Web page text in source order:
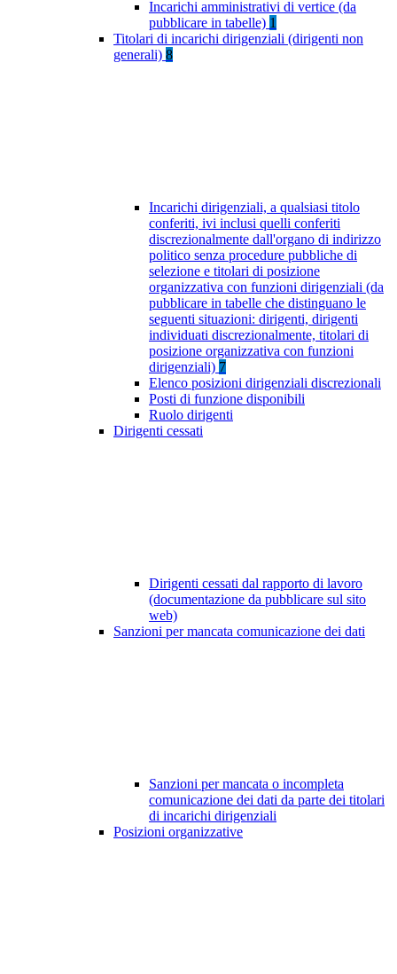
Incarichi amministrativi di vertice (da
pubblicare in tabelle) 1
Titolari di incarichi dirigenziali (dirigenti non
generali) 8
Incarichi dirigenziali, a qualsiasi titolo
conferiti, ivi inclusi quelli conferiti
discrezionalmente dall'organo di indirizzo
politico senza procedure pubbliche di
selezione e titolari di posizione
organizzativa con funzioni dirigenziali (da
pubblicare in tabelle che distinguano le
seguenti situazioni: dirigenti, dirigenti
individuati discrezionalmente, titolari di
posizione organizzativa con funzioni
dirigenziali) 7
Elenco posizioni dirigenziali discrezionali
Posti di funzione disponibili
Ruolo dirigenti
Dirigenti cessati
Dirigenti cessati dal rapporto di lavoro
(documentazione da pubblicare sul sito
web)
Sanzioni per mancata comunicazione dei dati
Sanzioni per mancata o incompleta
comunicazione dei dati da parte dei titolari
di incarichi dirigenziali
Posizioni organizzative